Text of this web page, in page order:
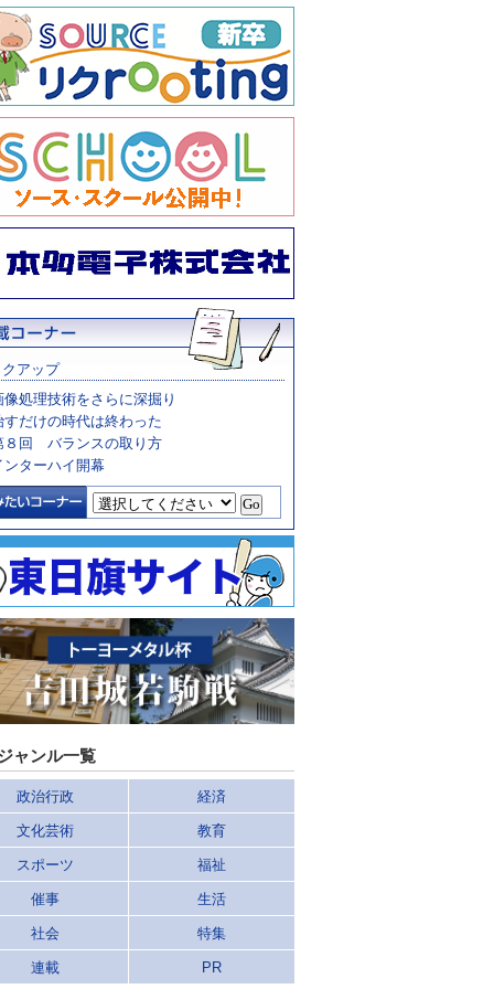
アップ
像処理技術をさらに深掘り
すだけの時代は終わった
８回 バランスの取り方
ンターハイ開幕
ャンル一覧
政治行政 経済
文化芸術 教育
スポーツ 福祉
催事 生活
社会 特集
連載 PR